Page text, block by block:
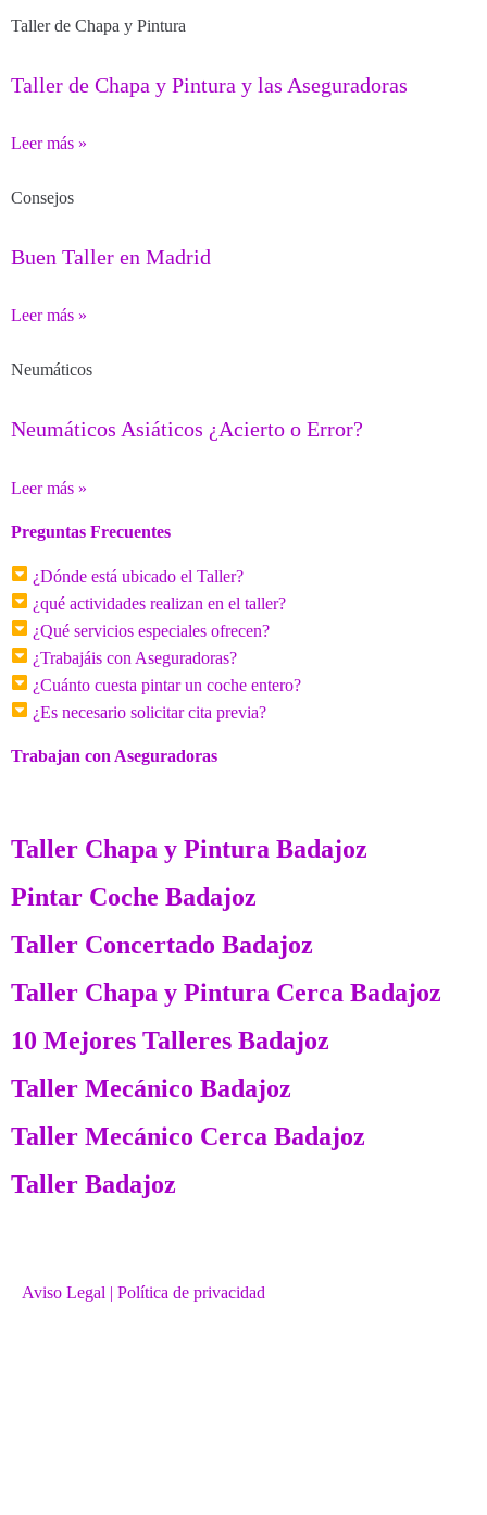
Taller de Chapa y Pintura
Taller de Chapa y Pintura y las Aseguradoras
Leer más »
Consejos
Buen Taller en Madrid
Leer más »
Neumáticos
Neumáticos Asiáticos ¿Acierto o Error?
Leer más »
Preguntas Frecuentes
¿Dónde está ubicado el Taller?
¿qué actividades realizan en el taller?
¿Qué servicios especiales ofrecen?
¿Trabajáis con Aseguradoras?
¿Cuánto cuesta pintar un coche entero?
¿Es necesario solicitar cita previa?
Trabajan con Aseguradoras
Taller Chapa y Pintura Badajoz
Pintar Coche Badajoz
Taller Concertado Badajoz
Taller Chapa y Pintura Cerca Badajoz
10 Mejores Talleres Badajoz
Taller Mecánico Badajoz
Taller Mecánico Cerca Badajoz
Taller Badajoz
Aviso Legal | Política de privacidad